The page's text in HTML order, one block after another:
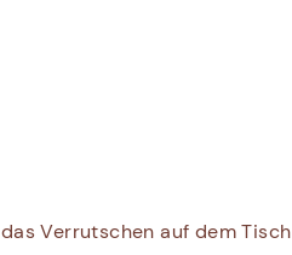
Verrutschen auf dem Tisch